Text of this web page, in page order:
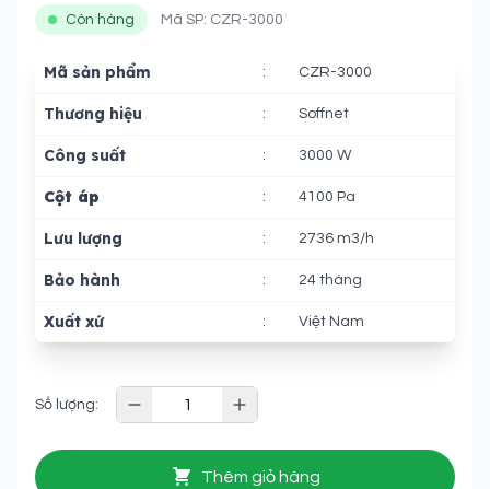
Còn hàng Mã SP: CZR-3000
Mã sản phẩm : CZR-3000
Thương hiệu : Soffnet
Công suất : 3000 W
Cột áp : 4100 Pa
Lưu lượng : 2736 m3/h
Bảo hành : 24 tháng
Xuất xứ : Việt Nam
Số lượng:
Thêm giỏ hàng